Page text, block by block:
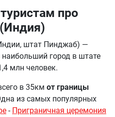
про
штат Пинджаб) —
наибольший город в штате
млн человек.
в 35км от границы
из самых популярных
- Приграничная церемония